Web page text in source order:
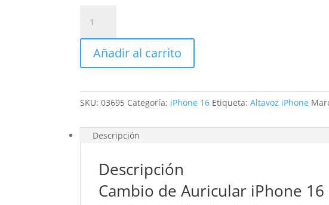
Auricular
iPhone
cantidad
Añadir al carrito
SKU:03695 Categoría: iPhone 16 Etiqueta:Altavoz iPhone
Descripción
Descripción
Cambio de Auricular iPhone 16